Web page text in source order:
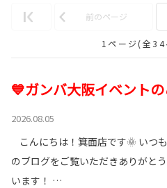
前のページ
1ページ(全34
💙ガンバ大阪イベント
2026.08.05
こんにちは！箕面店です🌞 いつ
のブログをご覧いただきありがと
います！ …